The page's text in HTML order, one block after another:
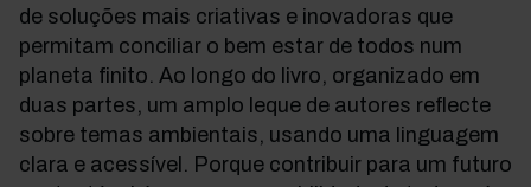
de soluções mais criativas e inovadoras que
permitam conciliar o bem estar de todos num
planeta finito. Ao longo do livro, organizado em
duas partes, um amplo leque de autores reflecte
sobre temas ambientais, usando uma linguagem
clara e acessível. Porque contribuir para um futuro